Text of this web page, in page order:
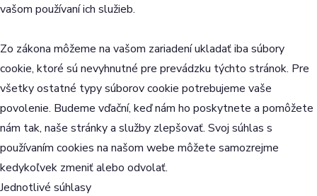
vašom používaní ich služieb.
Zo zákona môžeme na vašom zariadení ukladať iba súbory
cookie, ktoré sú nevyhnutné pre prevádzku týchto stránok. Pre
všetky ostatné typy súborov cookie potrebujeme vaše
povolenie. Budeme vďační, keď nám ho poskytnete a pomôžete
nám tak, naše stránky a služby zlepšovať. Svoj súhlas s
používaním cookies na našom webe môžete samozrejme
kedykoľvek zmeniť alebo odvolať.
Jednotlivé súhlasy